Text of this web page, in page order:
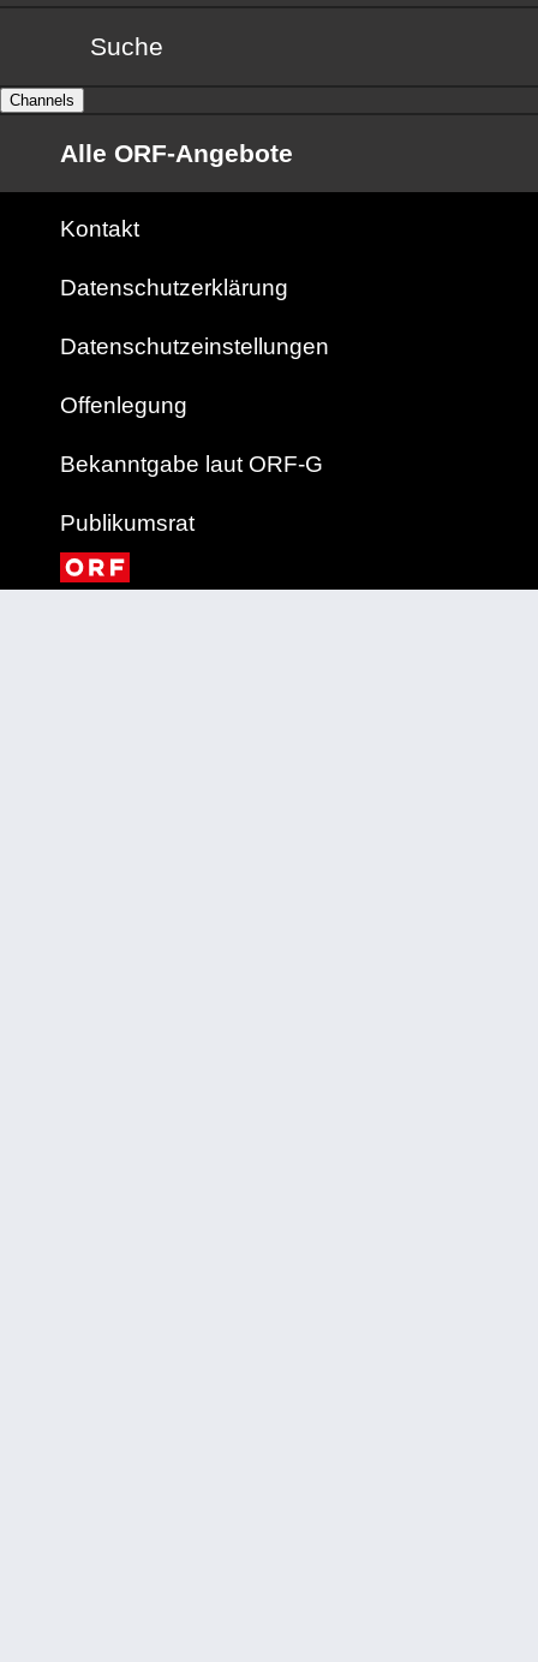
Suche
Channels
Alle ORF-Angebote
Kontakt
Datenschutzerklärung
Datenschutzeinstellungen
Offenlegung
Bekanntgabe laut ORF-G
Publikumsrat